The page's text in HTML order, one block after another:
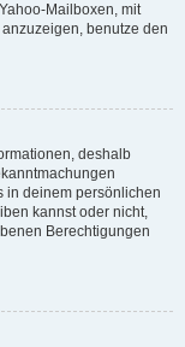
Mailboxen, mit
benutze den
deshalb
in deinem persönlichen
kannst oder nicht,
Berechtigungen